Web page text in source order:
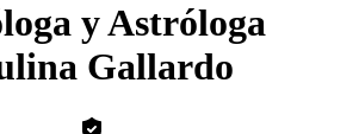
y Astróloga
Gallardo